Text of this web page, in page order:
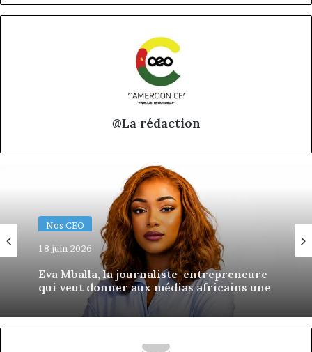
@La rédaction
Nos CEO
18 juin 2026
Eva Mballa, la journaliste-entrepreneure
qui veut donner aux médias africains une
nouvelle saison